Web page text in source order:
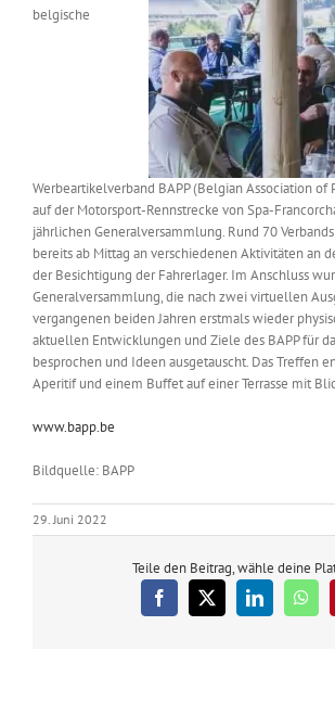
Kontakt
Messen & Events
Wissen
Product Guide
Jobshop
Suche
belgische
Werbeartikelverband BAPP (Belgian Association of
auf der Motorsport-Rennstrecke von Spa-
jährlichen Generalversammlung. Rund 70
bereits ab Mittag an verschiedenen Aktivitäten an
der Besichtigung der Fahrerlager. Im Anschluss
Generalversammlung, die nach zwei virtuellen
vergangenen beiden Jahren erstmals wieder
aktuellen Entwicklungen und Ziele des BAPP für
besprochen und Ideen ausgetauscht. Das Treffen
Aperitif und einem Buffet auf einer Terrasse mit
www.bapp.be
Bildquelle: BAPP
29. Juni 2022
Teile den Beitrag, wähle deine
Facebook
X LinkedIn